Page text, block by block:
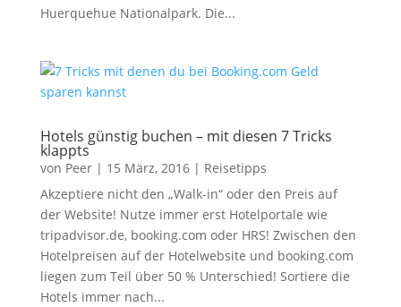
Huerquehue Nationalpark. Die...
Hotels günstig buchen – mit diesen 7 Tricks
klappts
von Peer| 15 März, 2016| Reisetipps
Akzeptiere nicht den „Walk-in“ oder den Preis auf
der Website! Nutze immer erst Hotelportale wie
tripadvisor.de, booking.com oder HRS! Zwischen den
Hotelpreisen auf der Hotelwebsite und booking.com
liegen zum Teil über 50 % Unterschied! Sortiere die
Hotels immer nach...